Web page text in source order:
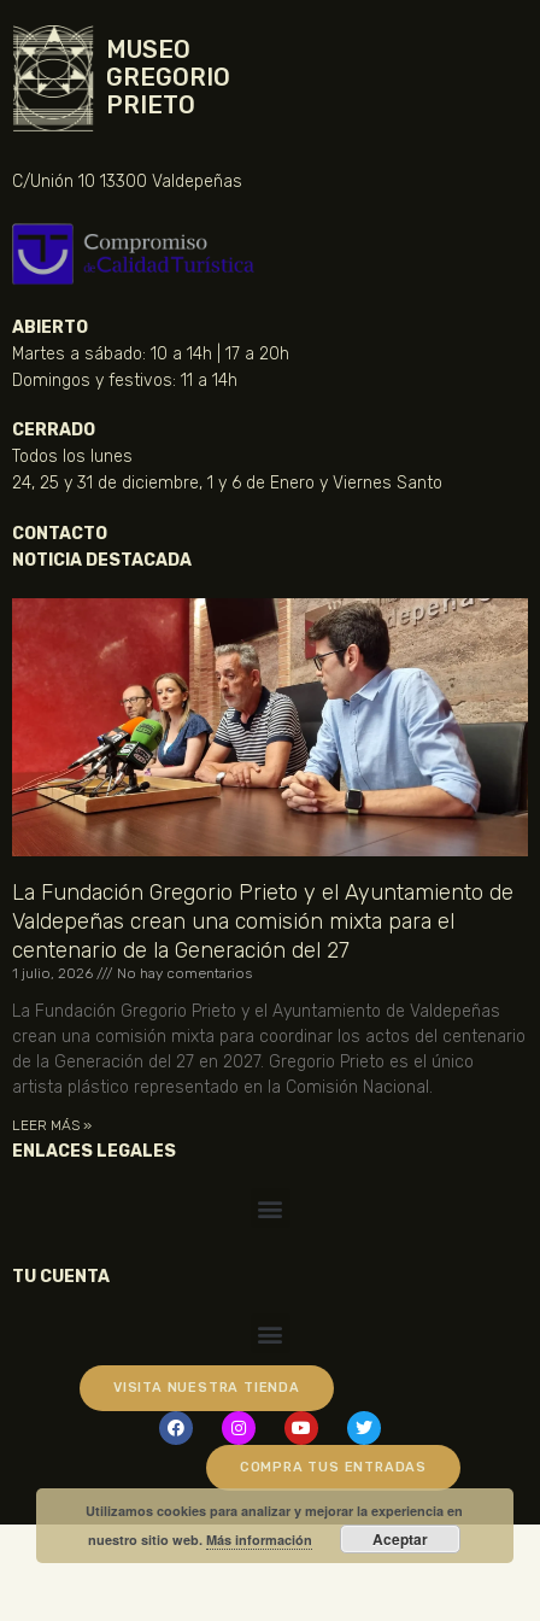
MUSEO
GREGORIO
PRIETO
C/Unión 10 13300 Valdepeñas
ABIERTO
Martes a sábado: 10 a 14h | 17 a 20h
Domingos y festivos: 11 a 14h
CERRADO
Todos los lunes
24, 25 y 31 de diciembre, 1 y 6 de Enero y Viernes Santo
CONTACTO
NOTICIA DESTACADA
La Fundación Gregorio Prieto y el Ayuntamiento de
Valdepeñas crean una comisión mixta para el
centenario de la Generación del 27
1 julio, 2026 No hay comentarios
La Fundación Gregorio Prieto y el Ayuntamiento de Valdepeñas
crean una comisión mixta para coordinar los actos del centenario
de la Generación del 27 en 2027. Gregorio Prieto es el único
artista plástico representado en la Comisión Nacional.
LEER MÁS »
ENLACES LEGALES
TU CUENTA
VISITA NUESTRA TIENDA
COMPRA TUS ENTRADAS
Utilizamos cookies para analizar y mejorar la experiencia en
nuestro sitio web.Más información Aceptar